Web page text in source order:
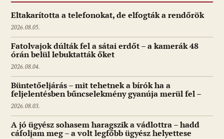
Eltakarította a telefonokat, de elfogták a rendőrök
2026.08.05.
Fatolvajok dúlták fel a sátai erdőt – a kamerák 48
órán belül lebuktatták őket
2026.08.04.
Büntetőeljárás – mit tehetnek a bírók ha a
feljelentésben bűncselekmény gyanúja merül fel –
2026.08.03.
A jó ügyész sohasem haragszik a vádlottra – hadd
cáfoljam meg – a volt legfőbb ügyész helyettese